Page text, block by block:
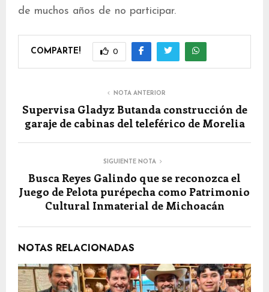
de muchos años de no participar.
COMPARTE! 0
NOTA ANTERIOR
Supervisa Gladyz Butanda construcción de
garaje de cabinas del teleférico de Morelia
SIGUIENTE NOTA
Busca Reyes Galindo que se reconozca el
Juego de Pelota purépecha como Patrimonio
Cultural Inmaterial de Michoacán
NOTAS RELACIONADAS